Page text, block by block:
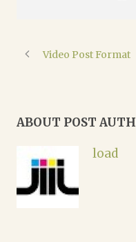
Video Post Format
ABOUT POST
load